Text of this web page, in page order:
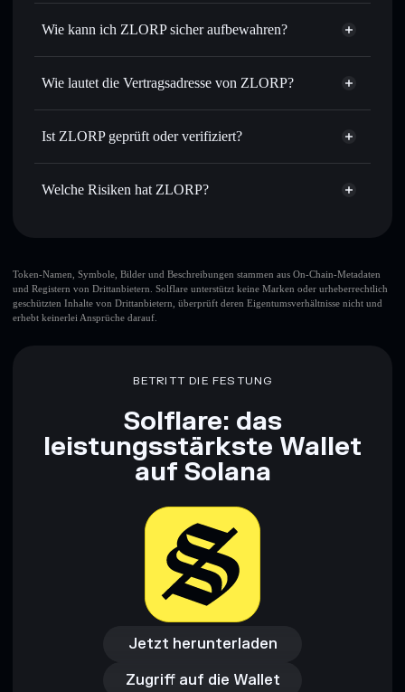
Routing zum bestmöglichen Kurs
Limit-Orders setzen– automatisiere Trades zu deinem
per Durchschnittskosteneffekt in ZLORP einsteigen
Privat senden– übertrage ZLORP, ohne Wallets öffentlich
Aggregators
In Echtzeit verfolgen– überwache Kurs, Volumen,
Marktkapitalisierung und Liquidität von ZLORP
Privacy
Wie kann ich ZLORP sicher aufbewahren?
ZLORP
nicht
Wie lautet die Vertragsadresse von ZLORP?
ZLORP
ZLORP
Ist ZLORP geprüft oder verifiziert?
ZLORP
derzeit nicht
Welche Risiken hat ZLORP?
ZLORP
veränderbar
Finanzberatung dar. Recherchiere stets eigenständig. Daten
Token-Namen, Symbole, Bilder und Beschreibungen stammen aus On-Chain-Metadaten
und Registern von Drittanbietern. Solflare unterstützt keine Marken oder urheberrechtlich
geschützten Inhalte von Drittanbietern, überprüft deren Eigentumsverhältnisse nicht und
erhebt keinerlei Ansprüche darauf.
BETRITT DIE FESTUNG
Solflare: das
leistungsstärkste Wallet
auf Solana
Jetzt herunterladen
Jetzt herunterladen
Zugriff auf die Wallet
Zugriff auf die Wallet